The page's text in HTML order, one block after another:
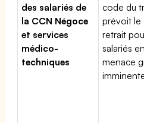
des salariés de
la CCN Négoce
et services
médico-
techniques
code du
prévoit le
retrait
salariés
menace